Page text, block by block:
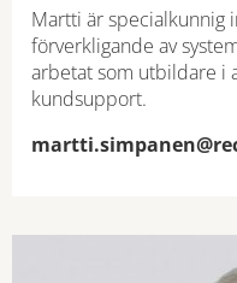
Martti är specialkunnig
förverkligande av
arbetat som utbildare i
kundsupport.